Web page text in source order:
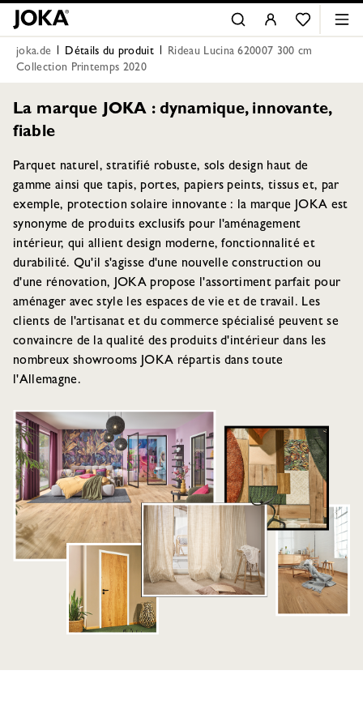
joka.de Détails du produit
Rideau Lucina 620007 300 cm
Collection Printemps 2020
La marque JOKA : dynamique, innovante,
fiable
Parquet naturel, stratifié robuste, sols design haut de
gamme ainsi que tapis, portes, papiers peints, tissus et, par
exemple, protection solaire innovante : la marque JOKA est
synonyme de produits exclusifs pour l'aménagement
intérieur, qui allient design moderne, fonctionnalité et
durabilité. Qu'il s'agisse d'une nouvelle construction ou
d'une rénovation, JOKA propose l'assortiment parfait pour
aménager avec style les espaces de vie et de travail. Les
clients de l'artisanat et du commerce spécialisé peuvent se
convaincre de la qualité des produits d'intérieur dans les
nombreux showrooms JOKA répartis dans toute
l'Allemagne.